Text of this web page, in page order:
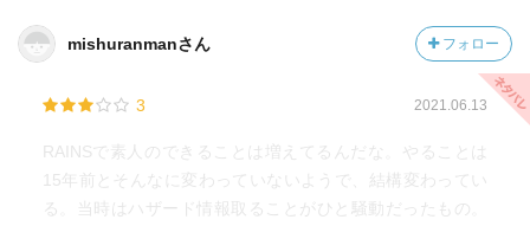
mishuranmanさん フォロー
3 2021.06.13
RAINSで素人のできることは増えてるんだな。やることは
15年前とそんなに変わっていないようで、結構変わってい
る。当時はハザード情報取ることがひと騒動だったもの。